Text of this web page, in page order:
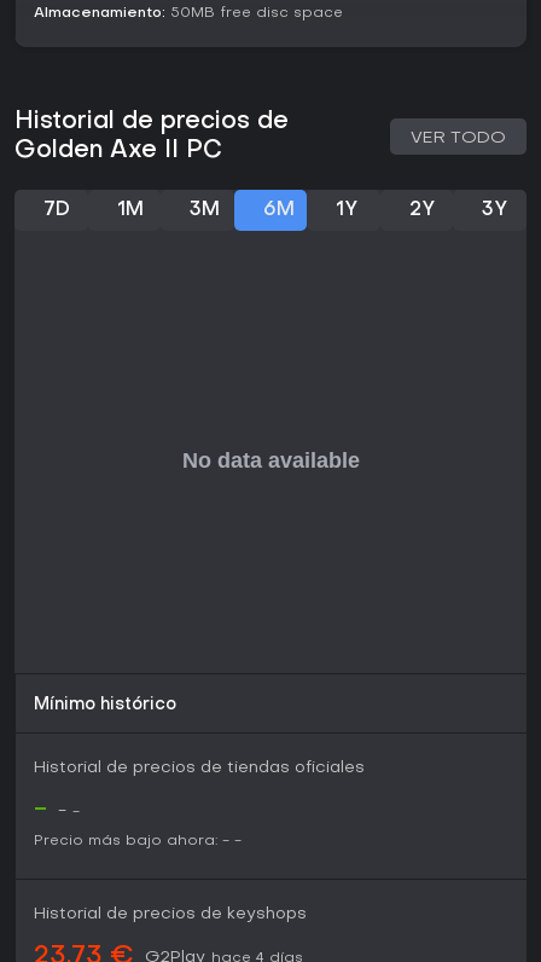
Almacenamiento: 50MB free disc space
Historial de precios de
Golden Axe II PC
VER TODO
7D 1M 3M 6M 1Y 2Y 3Y
Mínimo histórico
Historial de precios de tiendas oficiales
- - -
Precio más bajo ahora: - -
Historial de precios de keyshops
23,73 € G2Play hace 4 días